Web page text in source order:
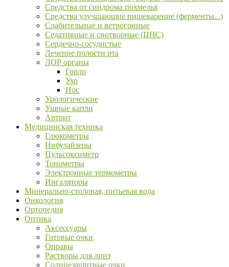
Средства от синдрома похмелья
Средства улучшающие пищеварение (ферменты...)
Слабительные и ветрогонные
Седативные и снотворные (ЦНС)
Сердечно-сосудистые
Лечение полости рта
ЛОР органы
Горло
Ухо
Нос
Урологические
Ушные капли
Артрит
Медицинская техника
Глюкометры
Нибулайзеры
Пульсоксиметр
Тонометры
Электронные термометры
Ингаляторы
Минерально-столовая, питьевая вода
Онкология
Ортопедия
Оптика
Аксессуары
Готовые очки
Оправы
Растворы для линз
Солнцезащитные очки